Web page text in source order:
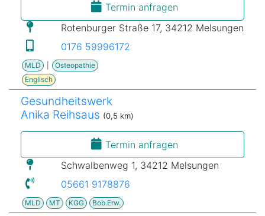
Termin anfragen
Rotenburger Straße 17, 34212 Melsungen
0176 59996172
MLD
Osteopathie
Englisch
Gesundheitswerk
Anika Reihsaus (0,5 km)
Termin anfragen
Schwalbenweg 1, 34212 Melsungen
05661 9178876
MLD MT KGG Bob.Erw.